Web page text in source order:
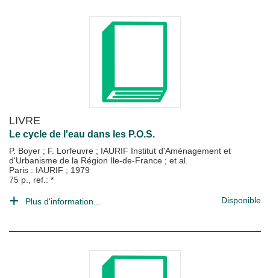
LIVRE
Le cycle de l'eau dans les P.O.S.
P. Boyer ; F. Lorfeuvre ; IAURIF Institut d'Aménagement et
d'Urbanisme de la Région Ile-de-France ; et al.
Paris : IAURIF ; 1979
75 p., ref.: *
Plus d'information... Disponible